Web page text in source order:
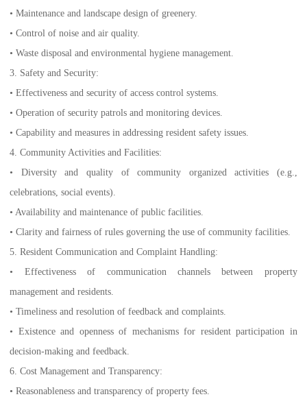
• Maintenance and landscape design of greenery.
• Control of noise and air quality.
• Waste disposal and environmental hygiene management.
3. Safety and Security:
• Effectiveness and security of access control systems.
• Operation of security patrols and monitoring devices.
• Capability and measures in addressing resident safety issues.
4. Community Activities and Facilities:
• Diversity and quality of community organized activities (e.g.,
celebrations, social events).
• Availability and maintenance of public facilities.
• Clarity and fairness of rules governing the use of community facilities.
5. Resident Communication and Complaint Handling:
• Effectiveness of communication channels between property
management and residents.
• Timeliness and resolution of feedback and complaints.
• Existence and openness of mechanisms for resident participation in
decision-making and feedback.
6. Cost Management and Transparency:
• Reasonableness and transparency of property fees.